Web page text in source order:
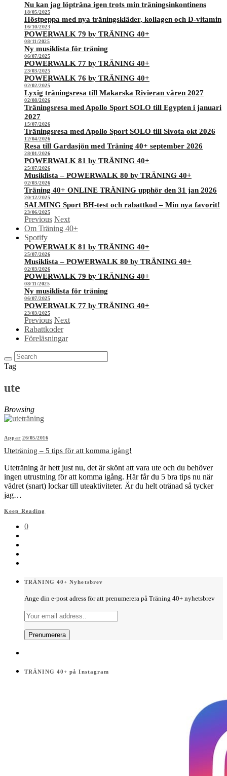
Nu kan jag löpträna igen trots min träningsinkontinens
18/05/2025
Höstpeppa med nya träningskläder, kollagen och D-vitamin
16/10/2023
POWERWALK 79 by TRÄNING 40+
08/11/2025
Ny musiklista för träning
06/07/2025
POWERWALK 77 by TRÄNING 40+
23/03/2025
POWERWALK 76 by TRÄNING 40+
02/02/2025
Lyxig träningsresa till Makarska Rivieran våren 2027
02/08/2026
Träningsresa med Apollo Sport SOLO till Egypten i januari
2027
15/07/2026
Träningsresa med Apollo Sport SOLO till Sivota okt 2026
12/04/2026
Resa till Gardasjön med Träning 40+ september 2026
28/01/2026
POWERWALK 81 by TRÄNING 40+
25/07/2026
Musiklista – POWERWALK 80 by TRÄNING 40+
02/03/2026
Träning 40+ ONLINE TRÄNING upphör den 31 jan 2026
20/12/2025
SALMING Sport BH-test och rabattkod – Min nya favorit!
23/06/2025
Previous Next
Om Träning 40+
Spotify
POWERWALK 81 by TRÄNING 40+
25/07/2026
Musiklista – POWERWALK 80 by TRÄNING 40+
02/03/2026
POWERWALK 79 by TRÄNING 40+
08/11/2025
Ny musiklista för träning
06/07/2025
POWERWALK 77 by TRÄNING 40+
23/03/2025
Previous Next
Rabattkoder
Föreläsningar
Tag
ute
Browsing
Appar 26/05/2016
Uteträning – 5 tips för att komma igång!
Uteträning är hett just nu, det är skönt att vara ute och du behöver
ingen utrustning för att komma igång. Här får du 5 bra tips nu när
vädret (snart) lockar till uteaktiviteter. Är du helt otränad så tycker
jag…
Keep Reading
0
TRÄNING 40+ Nyhetsbrev
Ange din e-post adress för att prenumerera på Träning 40+ nyhetsbrev
TRÄNING 40+ på Instagram